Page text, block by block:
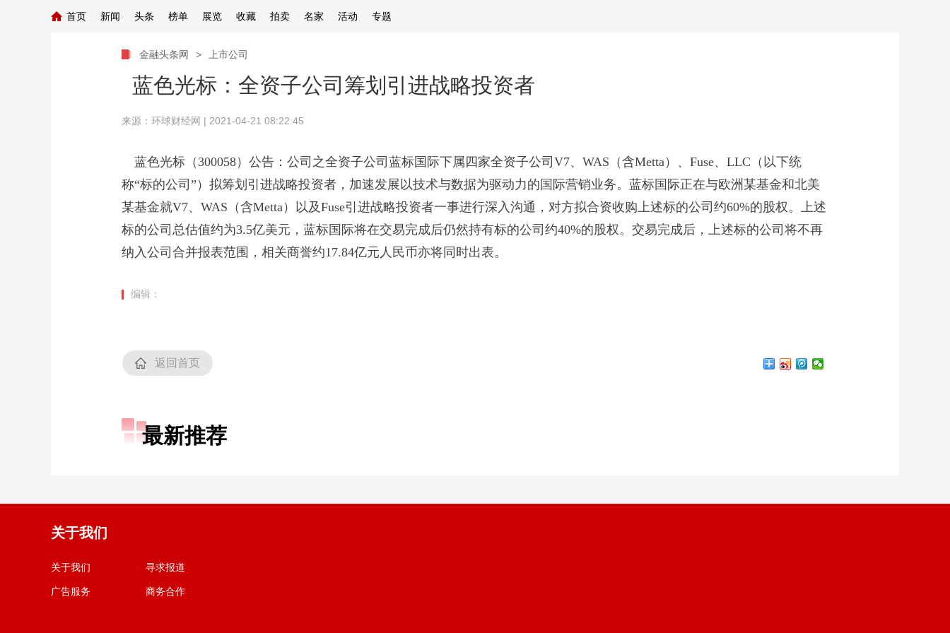
首页 新闻 头条 榜单 展览 收藏 拍卖 名家 活动 专题
金融头条网 > 上市公司
蓝色光标：全资子公司筹划引进战略投资者
来源： 环球财经网 | 2021-04-21 08:22:45
蓝色光标（300058）公告：公司之全资子公司蓝标国际下属四家全资子公司V7、WAS（含Metta）、Fuse、LLC（以下统
称“标的公司”）拟筹划引进战略投资者，加速发展以技术与数据为驱动力的国际营销业务。蓝标国际正在与欧洲某基金和北美
某基金就V7、WAS（含Metta）以及Fuse引进战略投资者一事进行深入沟通，对方拟合资收购上述标的公司约60%的股权。上述
标的公司总估值约为3.5亿美元，蓝标国际将在交易完成后仍然持有标的公司约40%的股权。交易完成后，上述标的公司将不再
纳入公司合并报表范围，相关商誉约17.84亿元人民币亦将同时出表。
编辑：
返回首页
最新推荐
关于我们
关于我们 寻求报道
广告服务 商务合作